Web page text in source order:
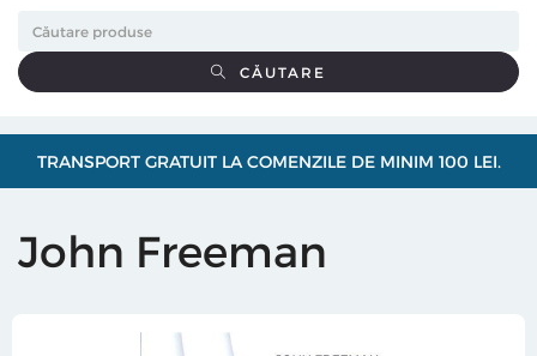
CĂUTARE
TRANSPORT GRATUIT LA COMENZILE DE MINIM 100 LEI.
John Freeman